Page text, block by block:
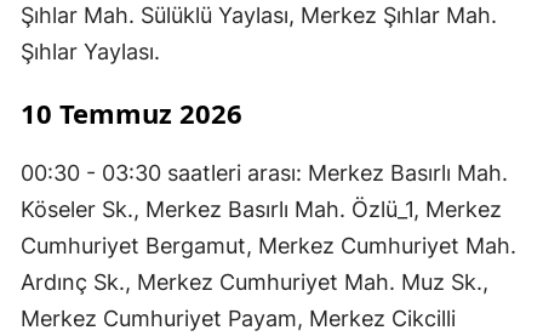
Şıhlar Mah. Sülüklü Yaylası, Merkez Şıhlar Mah.
Şıhlar Yaylası.
10 Temmuz 2026
00:30 - 03:30 saatleri arası: Merkez Basırlı Mah.
Köseler Sk., Merkez Basırlı Mah. Özlü_1, Merkez
Cumhuriyet Bergamut, Merkez Cumhuriyet Mah.
Ardınç Sk., Merkez Cumhuriyet Mah. Muz Sk.,
Merkez Cumhuriyet Payam, Merkez Cikcilli